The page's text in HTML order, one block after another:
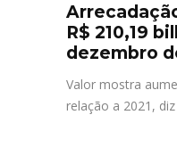
R$ 210,19
dezembro
Valor mostra
relação a 2021,